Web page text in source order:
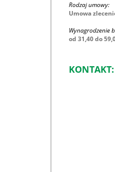
Rodzaj umowy:
Umowa
Wynagrodzenie
od 31,40 do
KONTAKT: